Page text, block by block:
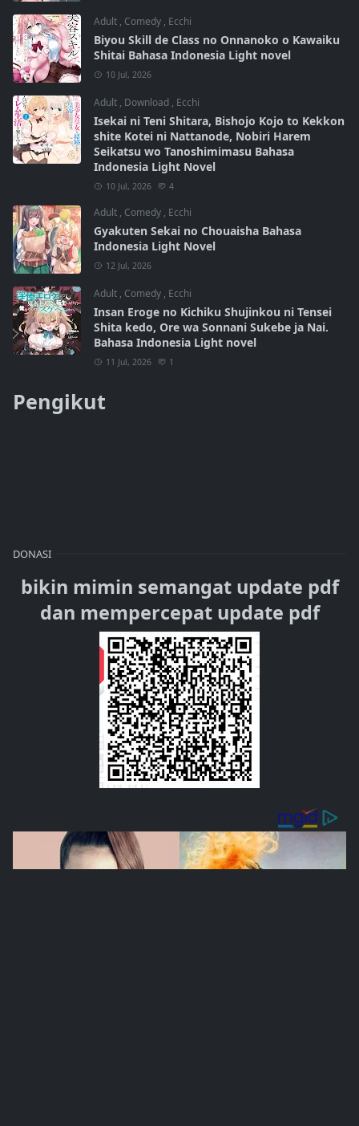
Adult , Comedy , Ecchi
Biyou Skill de Class no Onnanoko o Kawaiku
Shitai Bahasa Indonesia Light novel
10 Jul, 2026
Adult , Download , Ecchi
Isekai ni Teni Shitara, Bishojo Kojo to Kekkon
shite Kotei ni Nattanode, Nobiri Harem
Seikatsu wo Tanoshimimasu Bahasa
Indonesia Light Novel
10 Jul, 2026 4
Adult , Comedy , Ecchi
Gyakuten Sekai no Chouaisha Bahasa
Indonesia Light Novel
12 Jul, 2026
Adult , Comedy , Ecchi
Insan Eroge no Kichiku Shujinkou ni Tensei
Shita kedo, Ore wa Sonnani Sukebe ja Nai.
Bahasa Indonesia Light novel
11 Jul, 2026 1
Pengikut
DONASI
bikin mimin semangat update pdf
dan mempercepat update pdf